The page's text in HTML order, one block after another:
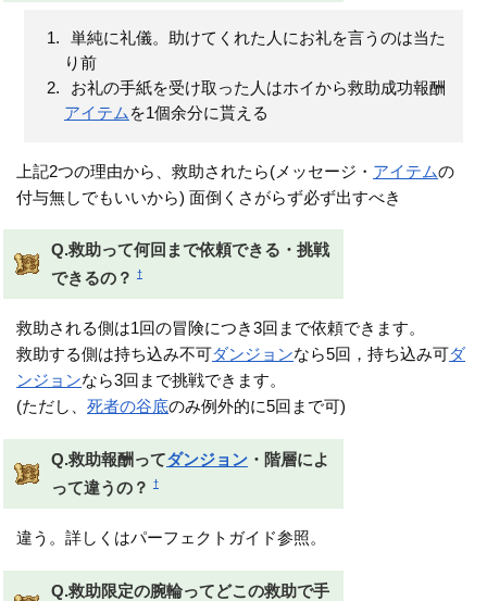
単純に礼儀。助けてくれた人にお礼を言うのは当た
り前
お礼の手紙を受け取った人はホイから救助成功報酬
アイテム を1個余分に貰える
上記2つの理由から、救助されたら(メッセージ・ アイテムの
付与無しでもいいから) 面倒くさがらず必ず出すべき
Q.救助って何回まで依頼できる・挑戦
できるの？
†
救助される側は1回の冒険につき3回まで依頼できます。
救助する側は持ち込み不可ダンジョンなら5回，持ち込み可ダ
ンジョンなら3回まで挑戦できます。
(ただし、死者の谷底のみ例外的に5回まで可)
Q.救助報酬ってダンジョン・階層によ
って違うの？
†
違う。詳しくはパーフェクトガイド参照。
Q.救助限定の腕輪ってどこの救助で手